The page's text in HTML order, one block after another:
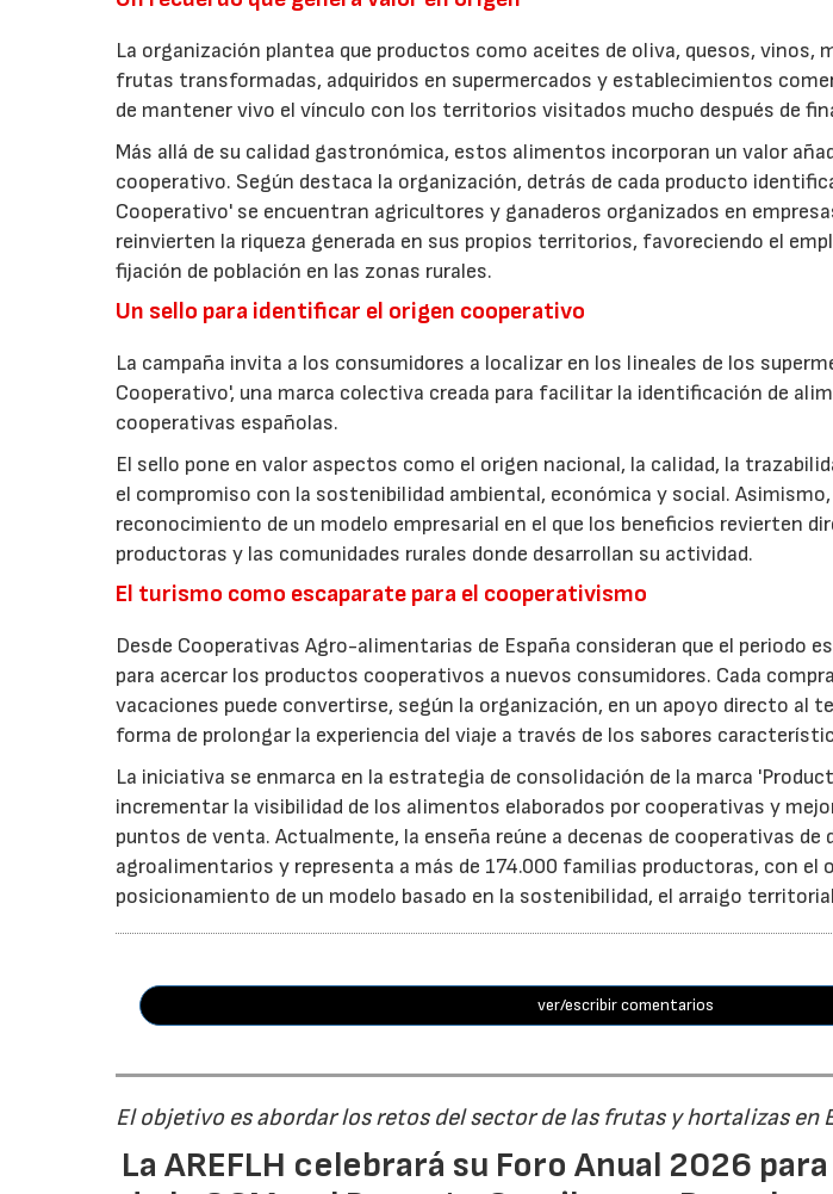
La organización plantea que productos como aceites de oliva, quesos, vinos,
frutas transformadas, adquiridos en supermercados y establecimientos
de mantener vivo el vínculo con los territorios visitados mucho después de
Más allá de su calidad gastronómica, estos alimentos incorporan un valor
cooperativo. Según destaca la organización, detrás de cada producto
Cooperativo' se encuentran agricultores y ganaderos organizados en
reinvierten la riqueza generada en sus propios territorios, favoreciendo el
fijación de población en las zonas rurales.
Un sello para identificar el origen cooperativo
La campaña invita a los consumidores a localizar en los lineales de los
Cooperativo', una marca colectiva creada para facilitar la identificación de
cooperativas españolas.
El sello pone en valor aspectos como el origen nacional, la calidad, la
el compromiso con la sostenibilidad ambiental, económica y social.
reconocimiento de un modelo empresarial en el que los beneficios revierten
productoras y las comunidades rurales donde desarrollan su actividad.
El turismo como escaparate para el cooperativismo
Desde Cooperativas Agro-alimentarias de España consideran que el periodo
para acercar los productos cooperativos a nuevos consumidores. Cada
vacaciones puede convertirse, según la organización, en un apoyo directo al
forma de prolongar la experiencia del viaje a través de los sabores
La iniciativa se enmarca en la estrategia de consolidación de la marca
incrementar la visibilidad de los alimentos elaborados por cooperativas y
puntos de venta. Actualmente, la enseña reúne a decenas de cooperativas
agroalimentarios y representa a más de 174.000 familias productoras, con el
posicionamiento de un modelo basado en la sostenibilidad, el arraigo
ver/escribir comentarios
El objetivo es abordar los retos del sector de las frutas y hortalizas en
La AREFLH celebrará su Foro Anual 2026